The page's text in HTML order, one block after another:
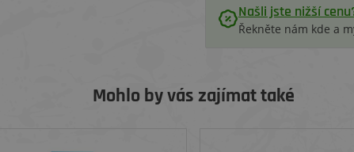
Našli jste nižší
Řekněte nám kde a
Mohlo by vás zajímat také